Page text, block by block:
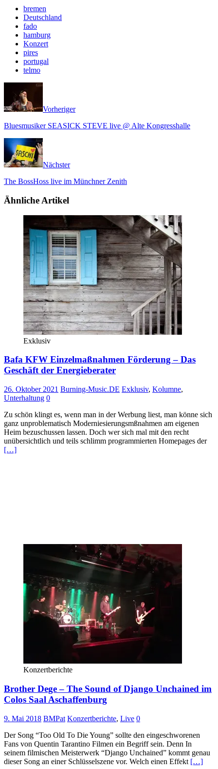
bremen
Deutschland
fado
hamburg
Konzert
pires
portugal
telmo
Vorheriger
Bluesmusiker SEASICK STEVE live @ Alte Kongresshalle
Nächster
The BossHoss live im Münchner Zenith
Ähnliche Artikel
Exklusiv
Bafa KFW Einzelmaßnahmen Förderung – Das
Geschäft der Energieberater
26. Oktober 2021 Burning-Music.DE Exklusiv, Kolumne,
Unterhaltung 0
Zu schön klingt es, wenn man in der Werbung liest, man könne sich
ganz unproblematisch Moderniesierungsmßnahmen am eigenen
Heim bezuschussen lassen. Doch wer sich mal mit den recht
unübersichtlich und teils schlimm programmierten Homepages der
[…]
Konzertberichte
Brother Dege – The Sound of Django Unchained im
Colos Saal Aschaffenburg
9. Mai 2018 BMPat Konzertberichte, Live 0
Der Song “Too Old To Die Young” sollte den eingeschworenen
Fans von Quentin Tarantino Filmen ein Begriff sein. Denn In
seinem filmischen Meisterwerk “Django Unchained” kommt genau
dieser Song an einer Schlüsselszene vor. Welch einen Effekt […]